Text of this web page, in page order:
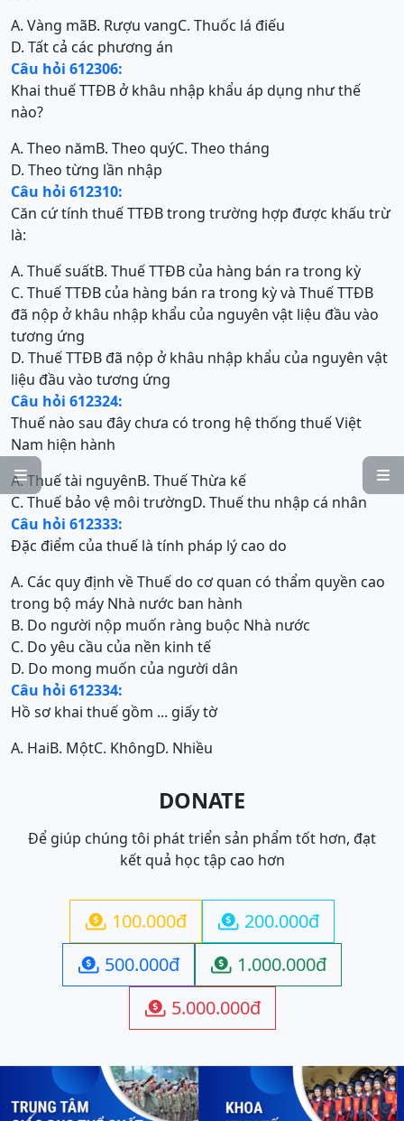


A. Vàng mãB. Rượu vangC. Thuốc lá điếu
D. Tất cả các phương án
Câu hỏi 612306:
Khai thuế TTĐB ở khâu nhập khẩu áp dụng như thế
nào?
A. Theo nămB. Theo quýC. Theo tháng
D. Theo từng lần nhập
Câu hỏi 612310:
Căn cứ tính thuế TTĐB trong trường hợp được khấu trừ
là:
A. Thuế suấtB. Thuế TTĐB của hàng bán ra trong kỳ
C. Thuế TTĐB của hàng bán ra trong kỳ và Thuế TTĐB
đã nộp ở khâu nhập khẩu của nguyên vật liệu đầu vào
tương ứng
D. Thuế TTĐB đã nộp ở khâu nhập khẩu của nguyên vật
liệu đầu vào tương ứng
Câu hỏi 612324:
Thuế nào sau đây chưa có trong hệ thống thuế Việt
Nam hiện hành
A. Thuế tài nguyênB. Thuế Thừa kế
C. Thuế bảo vệ môi trườngD. Thuế thu nhập cá nhân
Câu hỏi 612333:
Đặc điểm của thuế là tính pháp lý cao do
A. Các quy định về Thuế do cơ quan có thẩm quyền cao
trong bộ máy Nhà nước ban hành
B. Do người nộp muốn ràng buộc Nhà nước
C. Do yêu cầu của nền kinh tế
D. Do mong muốn của người dân
Câu hỏi 612334:
Hồ sơ khai thuế gồm ... giấy tờ
A. HaiB. MộtC. KhôngD. Nhiều
DONATE
Để giúp chúng tôi phát triển sản phẩm tốt hơn, đạt
kết quả học tập cao hơn
 100.000đ  200.000đ
 500.000đ  1.000.000đ
 5.000.000đ